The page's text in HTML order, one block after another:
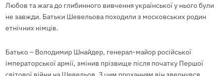
Любов та жага до глибинного вивчення української у нього були
не завжди. Батьки Шевельова походили з московських родин
етнічних німців.
Батько – Володимир Шнайдер, генерал-майор російської
імператорської армії, змінив прізвище після початку Першої